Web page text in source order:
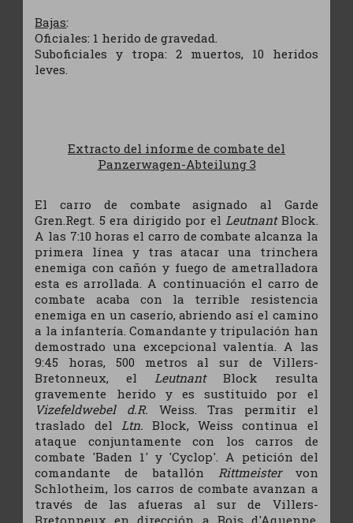
Bajas:
Oficiales: 1 herido de gravedad.
Suboficiales y tropa: 2 muertos, 10 heridos
leves.
Extracto del informe de combate del
Panzerwagen-Abteilung 3
El carro de combate asignado al Garde
Gren.Regt. 5 era dirigido por el LeutnantBlock.
A las 7:10 horas el carro de combate alcanza la
primera línea y tras atacar una trinchera
enemiga con cañón y fuego de ametralladora
esta es arrollada. A continuación el carro de
combate acaba con la terrible resistencia
enemiga en un caserío, abriendo así el camino
a la infantería. Comandante y tripulación han
demostrado una excepcional valentía. A las
9:45 horas, 500 metros al sur de Villers-
Bretonneux, el LeutnantBlock resulta
gravemente herido y es sustituido por el
Vizefeldwebel d.R. Weiss. Tras permitir el
traslado del
Ltn. Block, Weiss continua el
ataque conjuntamente con los carros de
combate 'Baden 1' y 'Cyclop'. A petición del
comandante de batallón
Rittmeistervon
Schlotheim, los carros de combate avanzan a
través de las afueras al sur de Villers-
Bretonneux en dirección a Bois d'Aquenne.